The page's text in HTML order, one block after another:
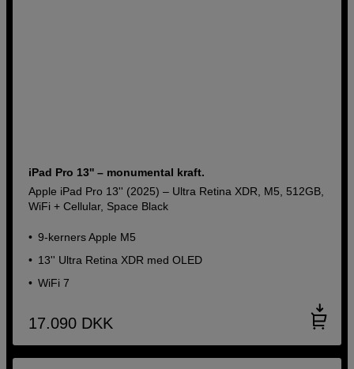
iPad Pro 13'' – monumental kraft.
Apple iPad Pro 13'' (2025) – Ultra Retina XDR, M5, 512GB,
WiFi + Cellular, Space Black
9‑kerners Apple M5
13'' Ultra Retina XDR med OLED
WiFi 7
17.090 DKK